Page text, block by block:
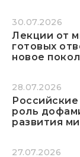
30.07.2026
Лекции от
готовых
новое
28.07.2026
роль
развития
27.07.2026